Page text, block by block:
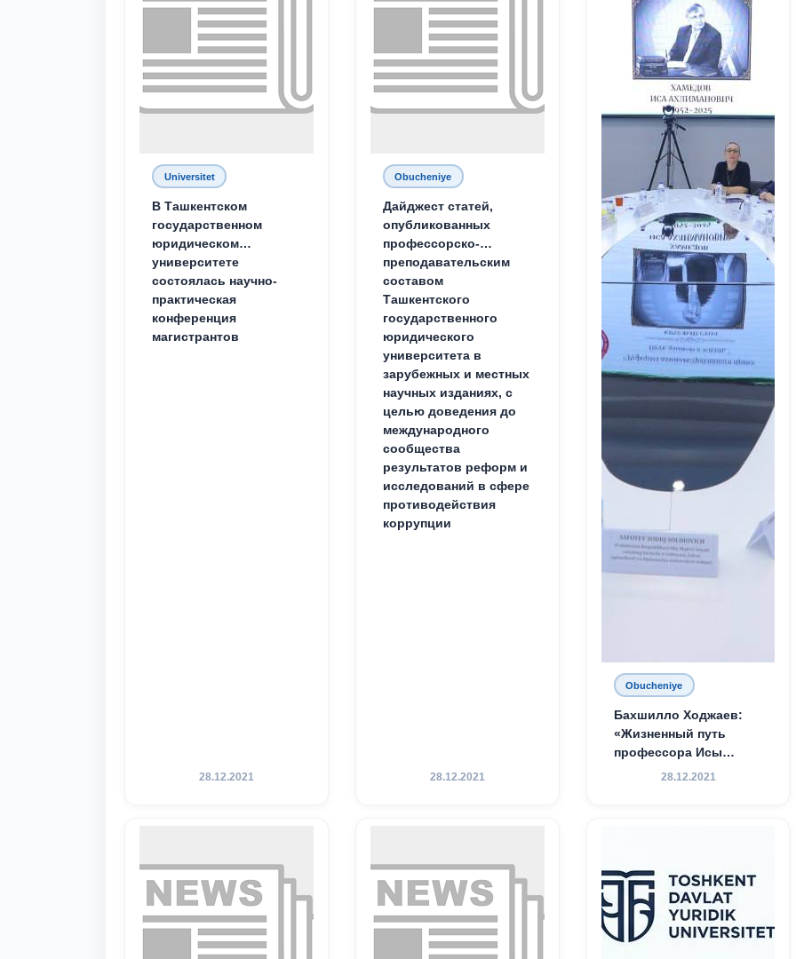
Universitet
В Ташкентском
государственном
юридическом
университете
состоялась научно-
практическая
конференция
магистрантов
28.12.2021
Obucheniye
Дайджест статей,
опубликованных
профессорско-
преподавательским
составом
Ташкентского
государственного
юридического
университета в
зарубежных и местных
научных изданиях, с
целью доведения до
международного
сообщества
результатов реформ и
исследований в сфере
противодействия
коррупции
28.12.2021
Obucheniye
Бахшилло Ходжаев:
«Жизненный путь
профессора Исы
Хамедова — яркий
28.12.2021